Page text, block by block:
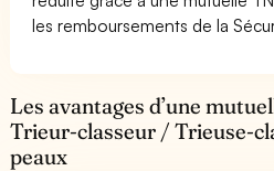
les remboursements de la
Les avantages d’une
Trieur-classeur / Trieuse-
peaux